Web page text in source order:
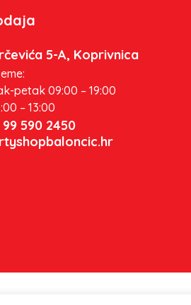
5-A, Koprivnica
petak 09:00 – 19:00
– 13:00
99 590 2450